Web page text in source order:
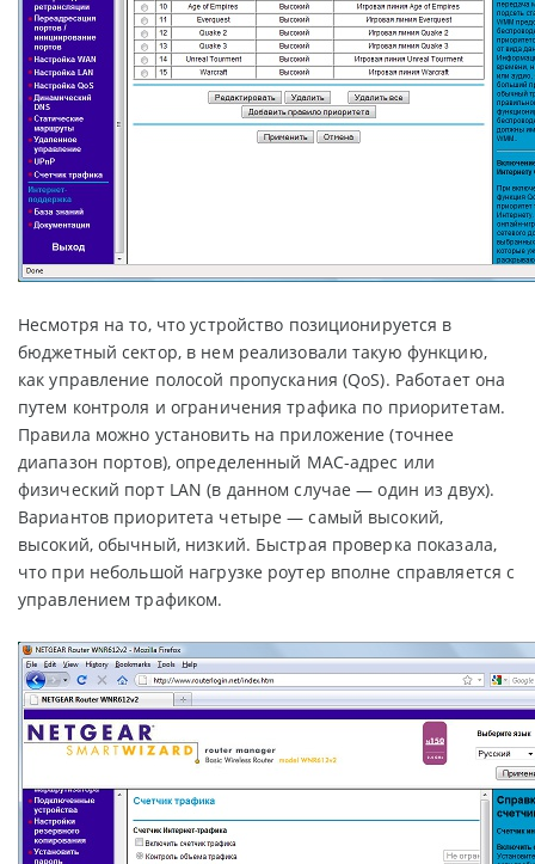
Несмотря на то, что устройство позиционируется в
бюджетный сектор, в нем реализовали такую функцию,
как управление полосой пропускания (QoS). Работает она
путем контроля и ограничения трафика по приоритетам.
Правила можно установить на приложение (точнее
диапазон портов), определенный MAC-адрес или
физический порт LAN (в данном случае — один из двух).
Вариантов приоритета четыре — самый высокий,
высокий, обычный, низкий. Быстрая проверка показала,
что при небольшой нагрузке роутер вполне справляется с
управлением трафиком.